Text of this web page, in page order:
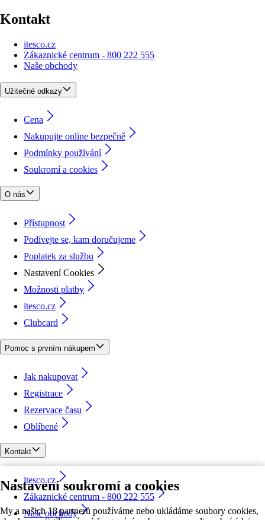
Nastavení soukromí a cookies
My a našich 18 partnerů používáme nebo ukládáme soubory cookies,
Kontakt
itesco.cz
Zákaznické centrum - 800 222 555
Naše obchody
Užitečné odkazy
Cena
Nakupujte online bezpečně
Podmínky používání
Soukromí a cookies
O nás
Přístupnost
Podívejte se, kam doručujeme
Poplatek za službu
Nastavení Cookies
Možnosti platby
itesco.cz
Clubcard
Pomoc s prvním nákupem
Jak nakupovat
Registrace
Rezervace času
Oblíbené
Kontakt
itesco.cz
Zákaznické centrum - 800 222 555
Naše obchody